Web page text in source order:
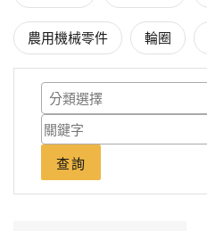
農用機械零件 輪圈
查詢